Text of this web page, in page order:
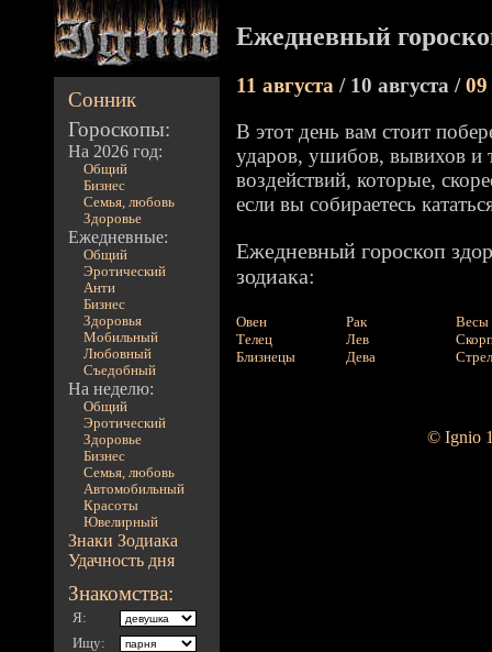
Сонник
Гороскопы:
На 2026 год:
Общий
Бизнес
Семья, любовь
Здоровье
Ежедневные:
Общий
Эротический
Анти
Бизнес
Здоровья
Мобильный
Любовный
Съедобный
На неделю:
Общий
Эротический
Здоровье
Бизнес
Семья, любовь
Автомобильный
Красоты
Ювелирный
Знаки Зодиака
Удачность дня
Знакомства:
Я:
Ищу:
Ежедневный
11 августа / 10 августа /09
В этот день вам стоит
ударов, ушибов, вывихов
воздействий, которые,
если вы собираетесь
Ежедневный гороскоп
зодиака:
Овен
Телец
Близнецы
Рак
Лев
Дева
Весы
© Ignio